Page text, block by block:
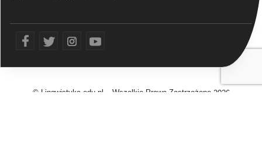
tw ins yt
© Lingwistyka.edu.pl – Wszelkie Prawa Zastrzeżone2026